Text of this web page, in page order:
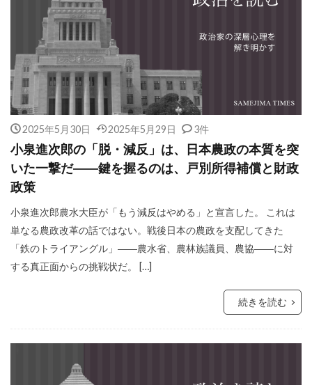
2025年5月30日 2025年5月29日 3件
小泉進次郎の「脱・減反」は、日本農政の本質を突
いた一撃だ――鍵を握るのは、戸別所得補償と財政
政策
小泉進次郎農水大臣が「もう減反はやめる」と宣言した。 これは
単なる農政改革の話ではない。戦後日本の農政を支配してきた
「鉄のトライアングル」――農水省、農林族議員、農協――に対
する真正面からの挑戦状だ。 […]
続きを読む